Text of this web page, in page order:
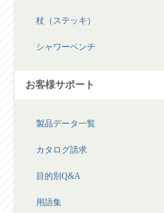
杖（ステッキ）
シャワーベンチ
お客様サポート
製品データ一覧
カタログ請求
目的別Q&A
用語集